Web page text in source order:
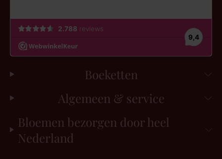
Boeketten
Algemeen & service
Bloemen bezorgen door heel
Nederland